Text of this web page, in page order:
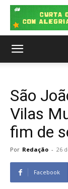
São
Vilas
fim de
Por Redação - 26
Facebook